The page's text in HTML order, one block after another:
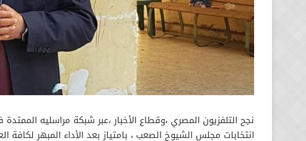
نجح التلفزيون المصري ،وقطاع الأخبار ،عبر شبكة مراسليه
انتخابات مجلس الشيوخ الصعب ، بامتياز بعد الأداء المبهر لكافة